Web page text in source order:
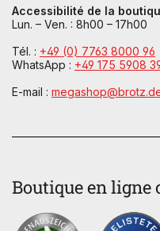
Accessibilité de la
Lun. – Ven. : 8h00 – 17h00
Tél. : +49 (0) 7763 8000 96
WhatsApp : +49 175 5908
E-mail :
Boutique en ligne